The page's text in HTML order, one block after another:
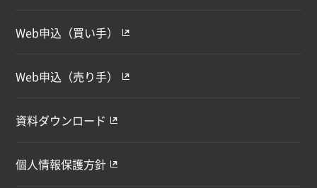
Web申込（買い手）
Web申込（売り手）
資料ダウンロード
個人情報保護方針